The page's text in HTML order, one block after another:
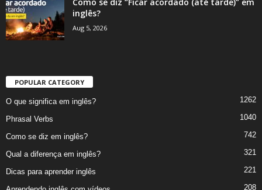
inglês?
Aug 5, 2026
POPULAR CATEGORY
O que significa em inglês? 1262
Phrasal Verbs 1040
Como se diz em inglês? 742
Qual a diferença em inglês? 321
Dicas para aprender inglês 221
208